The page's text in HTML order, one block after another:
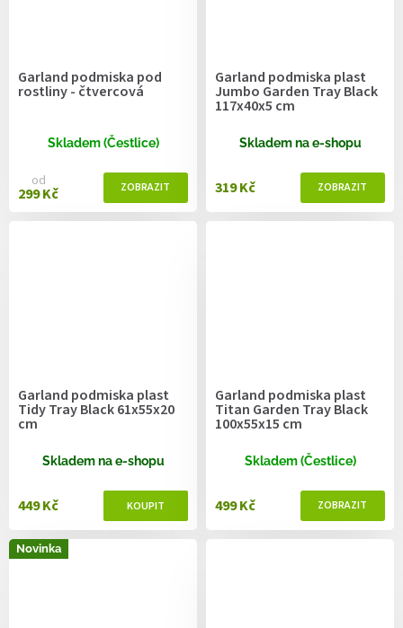
Garland podmiska pod
rostliny - čtvercová
Skladem (Čestlice)
od
299 Kč
Garland podmiska plast
Jumbo Garden Tray Black
117x40x5 cm
Skladem na e-shopu
319 Kč
Garland podmiska plast
Tidy Tray Black 61x55x20
cm
Skladem na e-shopu
449 Kč
Garland podmiska plast
Titan Garden Tray Black
100x55x15 cm
Skladem (Čestlice)
499 Kč
Novinka